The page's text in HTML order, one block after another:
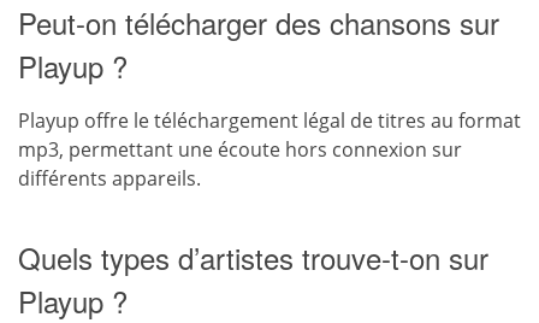
Peut-on télécharger des chansons sur
Playup ?
Playup offre le téléchargement légal de titres au format
mp3, permettant une écoute hors connexion sur
différents appareils.
Quels types d’artistes trouve-t-on sur
Playup ?